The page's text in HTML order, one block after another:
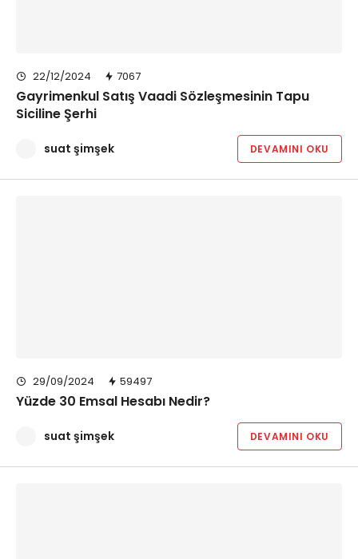
22/12/2024 7067
Gayrimenkul Satış Vaadi Sözleşmesinin Tapu
Siciline Şerhi
suat şimşek DEVAMINI OKU
29/09/2024 59497
Yüzde 30 Emsal Hesabı Nedir?
suat şimşek DEVAMINI OKU